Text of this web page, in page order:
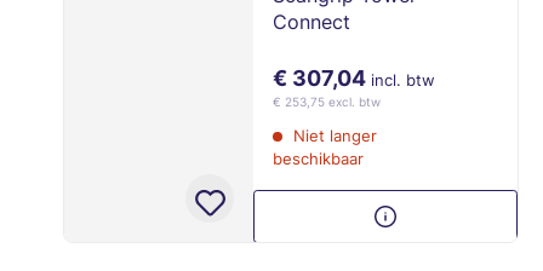
Connect
€ 307,04 incl. btw
€ 253,75 excl. btw
Niet langer
beschikbaar